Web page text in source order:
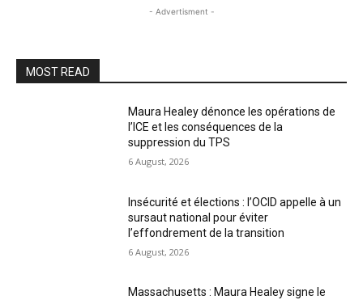
- Advertisment -
MOST READ
Maura Healey dénonce les opérations de
l’ICE et les conséquences de la
suppression du TPS
6 August, 2026
Insécurité et élections : l’OCID appelle à un
sursaut national pour éviter
l’effondrement de la transition
6 August, 2026
Massachusetts : Maura Healey signe le